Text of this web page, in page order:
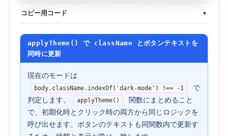
コピー用コード ▼
applyTheme() で className とボタンテキストを
同時に更新
現在のモードは
body.className.indexOf('dark-mode') !== -1
で
判定します。
applyTheme()
関数にまとめること
で、初期化時とクリック時の両方から同じロジックを
呼び出せます。ボタンのテキストも同関数内で更新す